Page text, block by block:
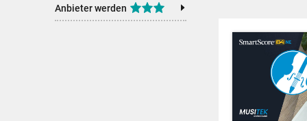
Anbieter werden